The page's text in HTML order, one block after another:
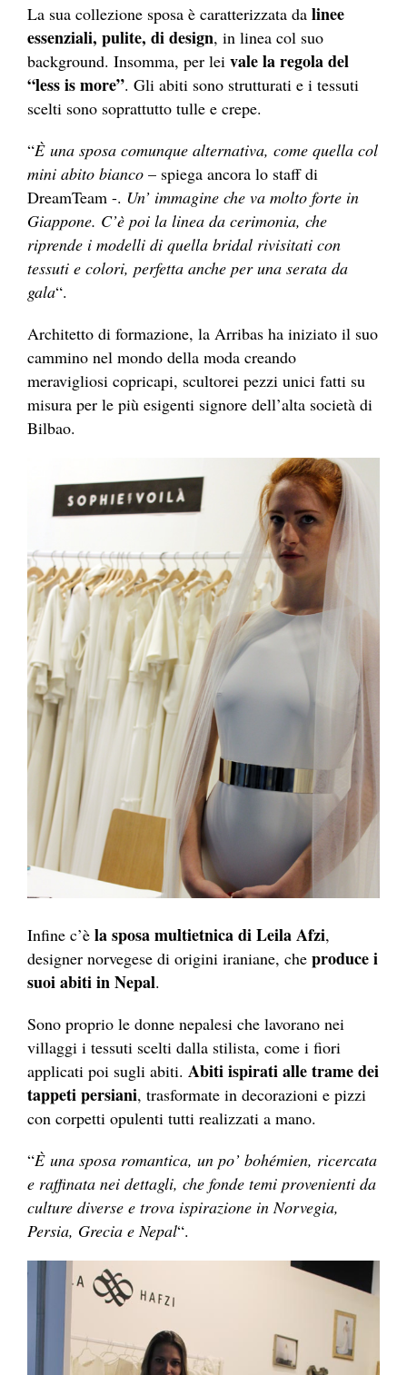
La sua collezione sposa è caratterizzata da linee
essenziali, pulite, di design, in linea col suo
background. Insomma, per lei vale la regola del
“less is more”. Gli abiti sono strutturati e i tessuti
scelti sono soprattutto tulle e crepe.
“È una sposa comunque alternativa, come quella col
mini abito bianco – spiega ancora lo staff di
DreamTeam -. Un’ immagine che va molto forte in
Giappone. C’è poi la linea da cerimonia, che
riprende i modelli di quella bridal rivisitati con
tessuti e colori, perfetta anche per una serata da
gala“.
Architetto di formazione, la Arribas ha iniziato il suo
cammino nel mondo della moda creando
meravigliosi copricapi, scultorei pezzi unici fatti su
misura per le più esigenti signore dell’alta società di
Bilbao.
Infine c’è la sposa multietnica di Leila Afzi,
designer norvegese di origini iraniane, che produce i
suoi abiti in Nepal.
Sono proprio le donne nepalesi che lavorano nei
villaggi i tessuti scelti dalla stilista, come i fiori
applicati poi sugli abiti. Abiti ispirati alle trame dei
tappeti persiani, trasformate in decorazioni e pizzi
con corpetti opulenti tutti realizzati a mano.
“Èuna sposa romantica, un po’ bohémien, ricercata
e raffinata nei dettagli, che fonde temi provenienti da
culture diverse e trova ispirazione in Norvegia,
Persia, Grecia e Nepal“.